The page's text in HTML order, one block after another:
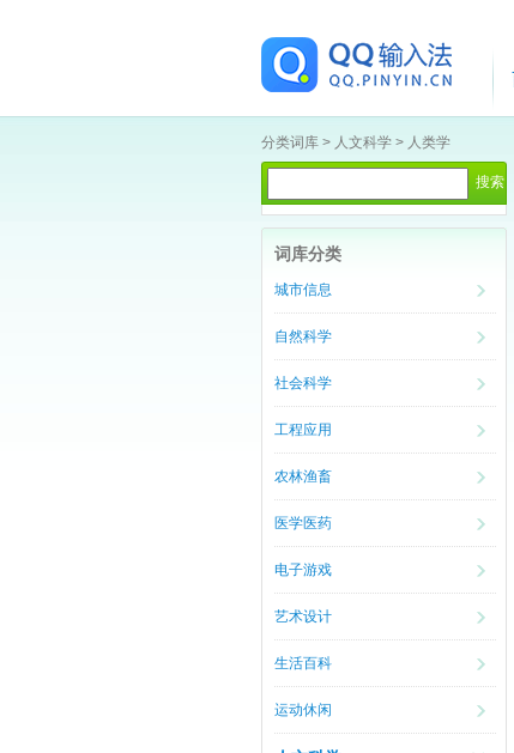
分类词库 > 人文科学 > 人类学
词库分类
城市信息
自然科学
社会科学
工程应用
农林渔畜
医学医药
电子游戏
艺术设计
生活百科
运动休闲